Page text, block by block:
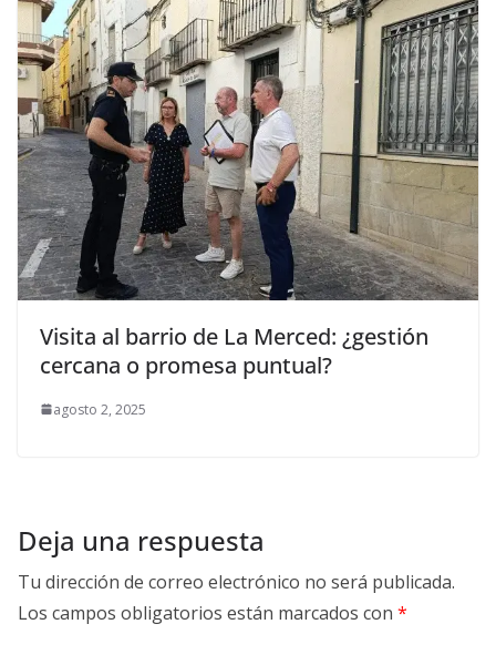
Visita al barrio de La Merced: ¿gestión
cercana o promesa puntual?
agosto 2, 2025
Deja una respuesta
Tu dirección de correo electrónico no será publicada.
Los campos obligatorios están marcados con *